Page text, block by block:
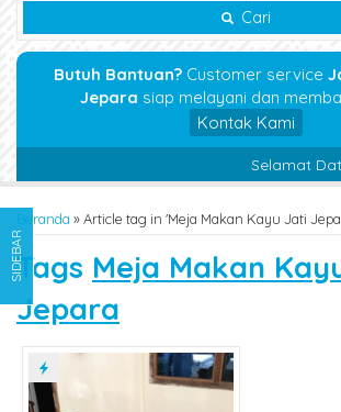
Cari
Butuh Bantuan? Customer service
Jepara siap melayani dan
Kontak Kami
Selamat
Beranda »Article tag in 'Meja Makan Kayu Jati
Tags Meja Makan
Jepara
SIDEBAR